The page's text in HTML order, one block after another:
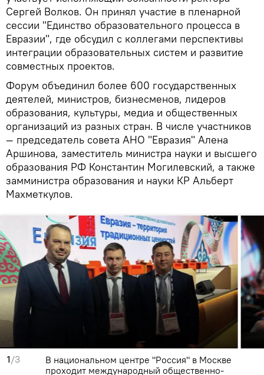
Сергей Волков. Он принял участие в пленарной
сессии "Единство образовательного процесса в
Евразии", где обсудил с коллегами перспективы
интеграции образовательных систем и развитие
совместных проектов.
Форум объединил более 600 государственных
деятелей, министров, бизнесменов, лидеров
образования, культуры, медиа и общественных
организаций из разных стран. В числе участников
— председатель совета АНО "Евразия" Алена
Аршинова, заместитель министра науки и высшего
образования РФ Константин Могилевский, а также
замминистра образования и науки КР Альберт
Махметкулов.
1/3
В национальном центре "Россия" в Москве
проходит международный общественно-